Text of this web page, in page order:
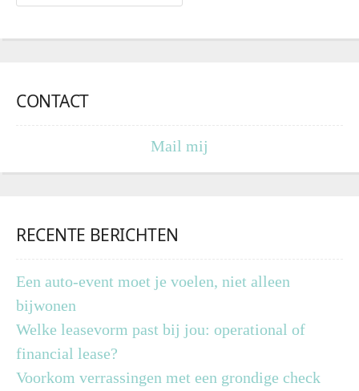
CONTACT
Mail mij
RECENTE BERICHTEN
Een auto-event moet je voelen, niet alleen
bijwonen
Welke leasevorm past bij jou: operational of
financial lease?
Voorkom verrassingen met een grondige check